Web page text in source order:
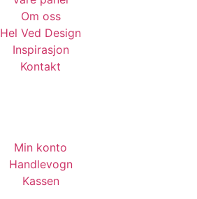
Om oss
Hel Ved Design
Inspirasjon
Kontakt
Min konto
Handlevogn
Kassen